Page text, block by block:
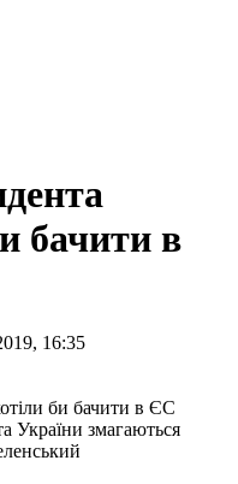
бачити в
16:35
України змагаються